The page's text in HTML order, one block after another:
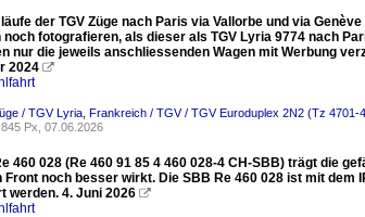
der TGV Züge nach Paris via Vallorbe und via
noch fotografieren, als dieser als TGV Lyria 9774 nach
nur die jeweils anschliessenden Wagen mit Werbung
2024 
/ TGV Lyria Frankreich / TGV / TGV Euroduplex 2N2 (Tz 4701-
Px, 07.06.2026
460 028 (Re 460 91 85 4 460 028-4 CH-SBB) trägt die
Front noch besser wirkt. Die SBB Re 460 028 ist mit
werden. 4. Juni 2026 